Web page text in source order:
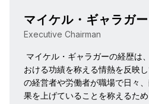
マイケル・ギャラガー
Executive Chairman
マイケル・ギャラガーの経歴は
おける功績を称える情熱を反映
の経営者や労働者が職場で日々
果を上げていることを称えるた